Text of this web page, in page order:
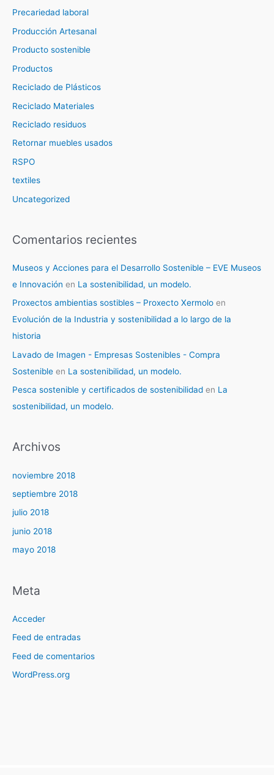
Precariedad laboral
Producción Artesanal
Producto sostenible
Productos
Reciclado de Plásticos
Reciclado Materiales
Reciclado residuos
Retornar muebles usados
RSPO
textiles
Uncategorized
Comentarios recientes
Museos y Acciones para el Desarrollo Sostenible – EVE Museos
e Innovación en La sostenibilidad, un modelo.
Proxectos ambientias sostibles – Proxecto Xermolo en
Evolución de la Industria y sostenibilidad a lo largo de la
historia
Lavado de Imagen - Empresas Sostenibles - Compra
Sostenible en La sostenibilidad, un modelo.
Pesca sostenible y certificados de sostenibilidad en La
sostenibilidad, un modelo.
Archivos
noviembre 2018
septiembre 2018
julio 2018
junio 2018
mayo 2018
Meta
Acceder
Feed de entradas
Feed de comentarios
WordPress.org